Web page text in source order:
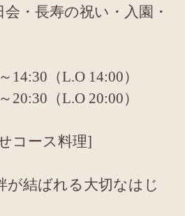
・長寿の祝い・入園・
（L.O 14:00）
（L.O 20:00）
コース料理]
が結ばれる大切なはじ